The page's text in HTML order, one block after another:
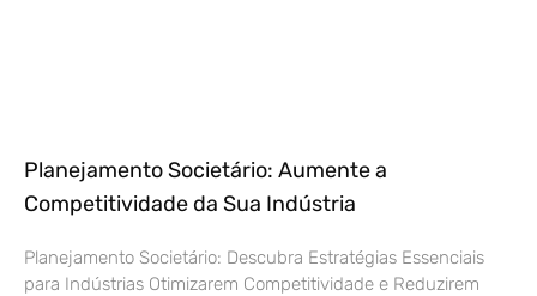
Planejamento Societário: Aumente a
Competitividade da Sua Indústria
Planejamento Societário: Descubra Estratégias Essenciais
para Indústrias Otimizarem Competitividade e Reduzirem